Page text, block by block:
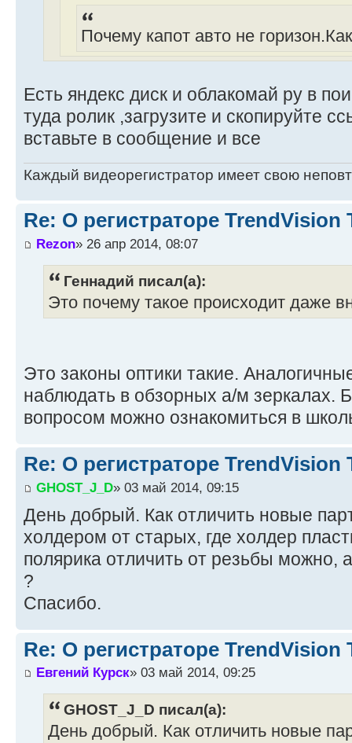
Почему капот авто не
Есть яндекс диск и облакомай ру в
туда ролик ,загрузите и скопируйте
вставьте в сообщение и все
Каждый видеорегистратор имеет свою
Re: О регистраторе TrendVision
Rezon» 26 апр 2014, 08:07
Геннадий писал(а):
Это почему такое происходит даже
Это законы оптики такие.
наблюдать в обзорных а/м зеркалах.
вопросом можно ознакомиться в
Re: О регистраторе TrendVision
GHOST_J_D» 03 май 2014, 09:15
День добрый. Как отличить новые
холдером от старых, где холдер
полярика отличить от резьбы можно,
?
Спасибо.
Re: О регистраторе TrendVision
Евгений Курск» 03 май 2014, 09:25
GHOST_J_D писал(а):
День добрый. Как отличить новые